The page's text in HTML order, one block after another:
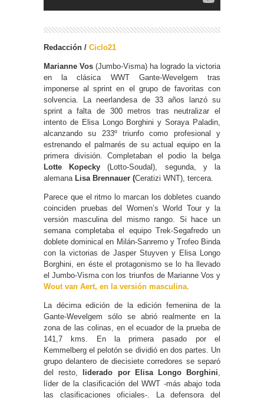
Redacción / Ciclo21
Marianne Vos (Jumbo-Visma) ha logrado la victoria
en la clásica WWT Gante-Wevelgem tras
imponerse al sprint en el grupo de favoritas con
solvencia. La neerlandesa de 33 años lanzó su
sprint a falta de 300 metros tras neutralizar el
intento de Elisa Longo Borghini y Soraya Paladin,
alcanzando su 233º triunfo como profesional y
estrenando el palmarés de su actual equipo en la
primera división. Completaban el podio la belga
Lotte Kopecky (Lotto-Soudal), segunda, y la
alemanaLisa Brennauer (Ceratizi WNT), tercera.
Parece que el ritmo lo marcan los dobletes cuando
coinciden pruebas del Women’s World Tour y la
versión masculina del mismo rango. Si hace un
semana completaba el equipo Trek-Segafredo un
doblete dominical en Milán-Sanremo y Trofeo Binda
con la victorias de Jasper Stuyven y Elisa Longo
Borghini, en éste el protagonismo se lo ha llevado
el Jumbo-Visma con los triunfos de Marianne Vos y
Wout van Aert, en la versión masculina.
La décima edición de la edición femenina de la
Gante-Wevelgem sólo se abrió realmente en la
zona de las colinas, en el ecuador de la prueba de
141,7 kms. En la primera pasado por el
Kemmelberg el pelotón se dividió en dos partes. Un
grupo delantero de diecisiete corredores se separó
del resto,
liderado por Elisa Longo Borghini,
líder de la clasificación del WWT -más abajo toda
las clasificaciones oficiales-. La defensora del